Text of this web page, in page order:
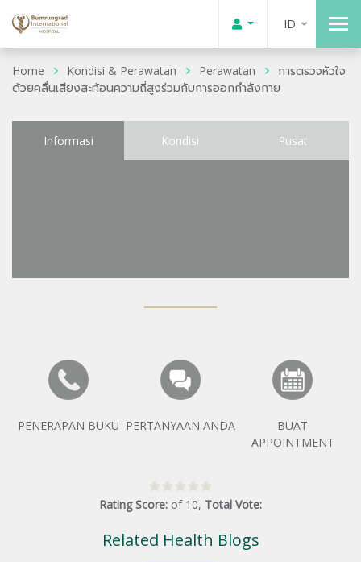
ID
Home Kondisi & Perawatan Perawatan
การตรวจหัวใจ
ด้วยคลื่นเสียงสะท้อนความถี่สูงร่วมกับการออกกำลังกาย
Informasi Kondisi Pusat
PENERAPAN BUKU PERTANYAAN ANDA
BUAT
APPOINTMENT
Rating Score: of 10, Total Vote:
Related Health Blogs